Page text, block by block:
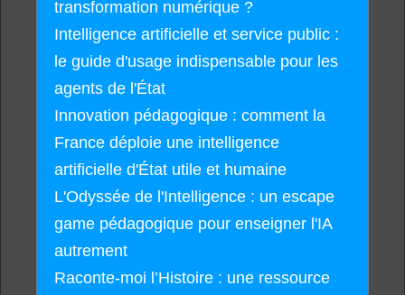
transformation numérique ?
Intelligence artificielle et service public :
le guide d'usage indispensable pour les
agents de l'État
Innovation pédagogique : comment la
France déploie une intelligence
artificielle d'État utile et humaine
L'Odyssée de l'Intelligence : un escape
game pédagogique pour enseigner l'IA
autrement
Raconte-moi l’Histoire : une ressource